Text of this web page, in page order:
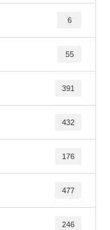
6
55
391
432
176
477
246